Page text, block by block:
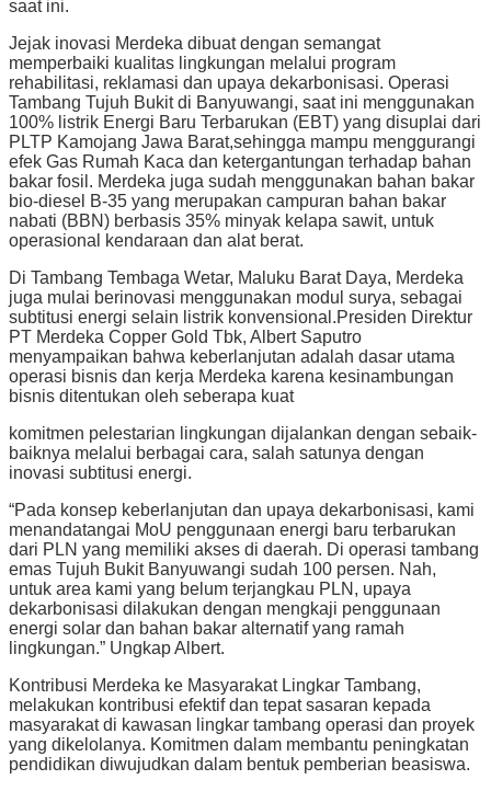
saat ini.
Jejak inovasi Merdeka dibuat dengan semangat
memperbaiki kualitas lingkungan melalui program
rehabilitasi, reklamasi dan upaya dekarbonisasi. Operasi
Tambang Tujuh Bukit di Banyuwangi, saat ini menggunakan
100% listrik Energi Baru Terbarukan (EBT) yang disuplai dari
PLTP Kamojang Jawa Barat,sehingga mampu menggurangi
efek Gas Rumah Kaca dan ketergantungan terhadap bahan
bakar fosil. Merdeka juga sudah menggunakan bahan bakar
bio-diesel B-35 yang merupakan campuran bahan bakar
nabati (BBN) berbasis 35% minyak kelapa sawit, untuk
operasional kendaraan dan alat berat.
Di Tambang Tembaga Wetar, Maluku Barat Daya, Merdeka
juga mulai berinovasi menggunakan modul surya, sebagai
subtitusi energi selain listrik konvensional.Presiden Direktur
PT Merdeka Copper Gold Tbk, Albert Saputro
menyampaikan bahwa keberlanjutan adalah dasar utama
operasi bisnis dan kerja Merdeka karena kesinambungan
bisnis ditentukan oleh seberapa kuat
komitmen pelestarian lingkungan dijalankan dengan sebaik-
baiknya melalui berbagai cara, salah satunya dengan
inovasi subtitusi energi.
“Pada konsep keberlanjutan dan upaya dekarbonisasi, kami
menandatangai MoU penggunaan energi baru terbarukan
dari PLN yang memiliki akses di daerah. Di operasi tambang
emas Tujuh Bukit Banyuwangi sudah 100 persen. Nah,
untuk area kami yang belum terjangkau PLN, upaya
dekarbonisasi dilakukan dengan mengkaji penggunaan
energi solar dan bahan bakar alternatif yang ramah
lingkungan.” Ungkap Albert.
Kontribusi Merdeka ke Masyarakat Lingkar Tambang,
melakukan kontribusi efektif dan tepat sasaran kepada
masyarakat di kawasan lingkar tambang operasi dan proyek
yang dikelolanya. Komitmen dalam membantu peningkatan
pendidikan diwujudkan dalam bentuk pemberian beasiswa.